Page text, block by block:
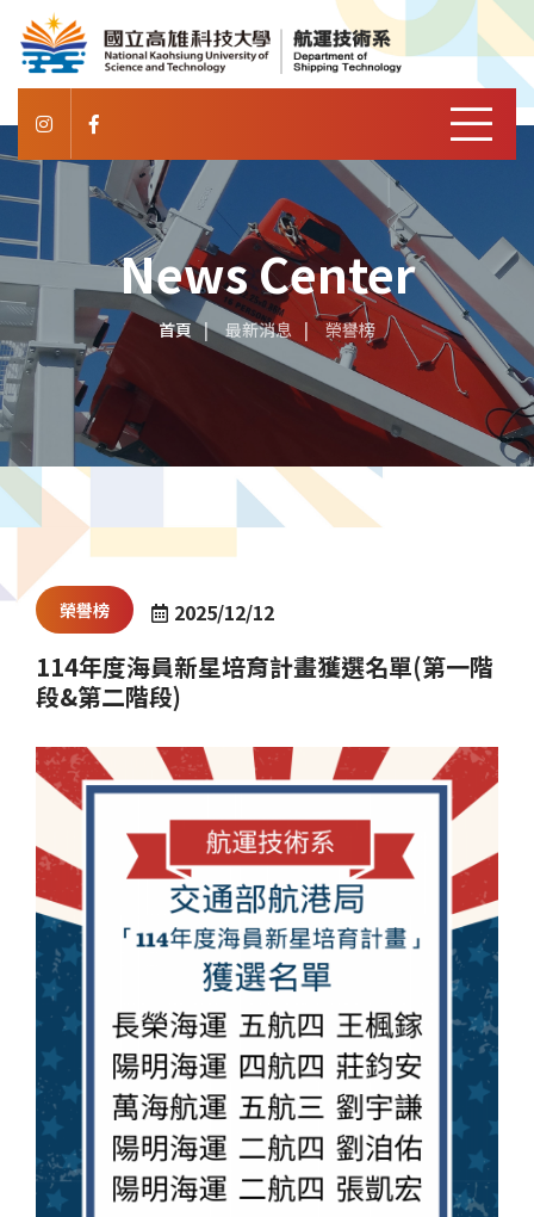
News Center
首頁 最新消息 榮譽榜
榮譽榜 2025/12/12
114年度海員新星培育計畫獲選名單(第一階
段&第二階段)